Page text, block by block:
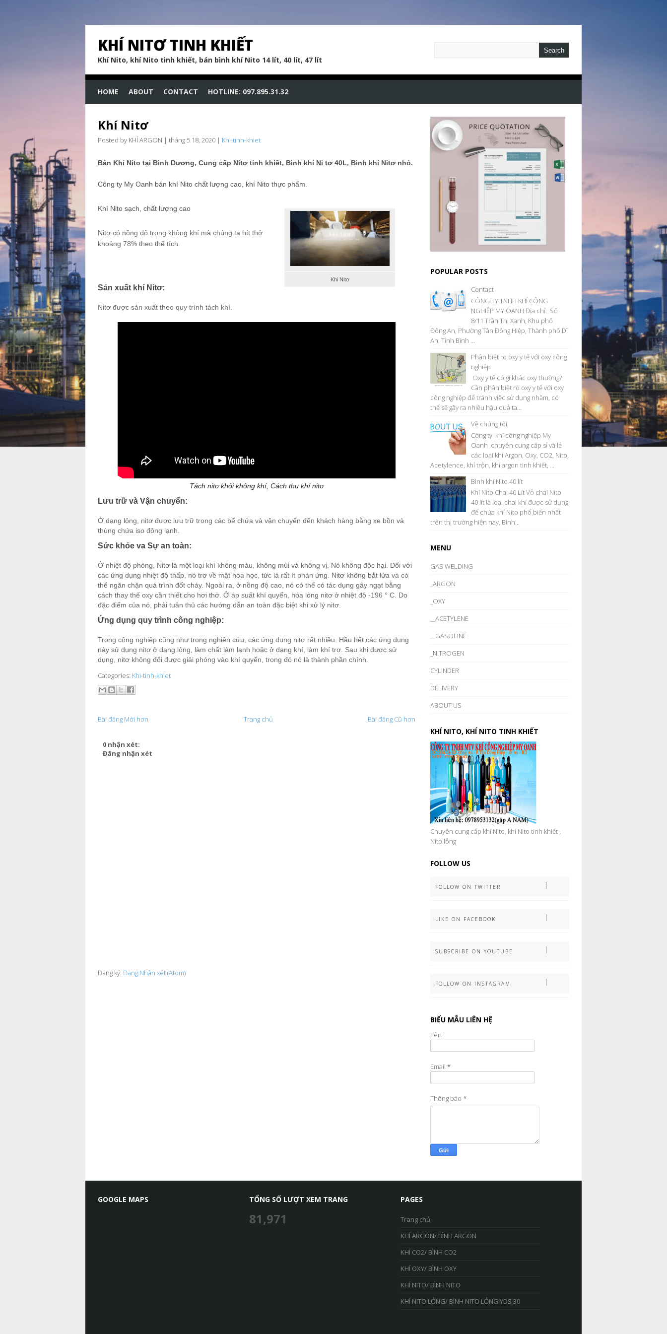
KHÍ NITƠ TINH KHIẾT
Khí Nito, khí Nito tinh khiết, bán bình khí Nito 14 lít, 40 lít, 47 lít
HOME ABOUT CONTACT HOTLINE: 097.895.31.32
Khí Nitơ
Posted by KHÍ ARGON | tháng 5 18, 2020 | Khi-tinh-khiet
Bán Khí Nito tại Bình Dương, Cung cấp Nitơ tinh khiết, Bình khí Ni tơ 40L, Bình khí Nitơ nhỏ.
Công ty My Oanh bán khí Nito chất lượng cao, khí Nito thực phẩm.
Khi Nitơ
Khí Nito sạch, chất lượng cao‎‎
Nitơ có nồng độ trong không khí mà chúng ta hít thở
khoảng 78% theo thể tích.
Sản xuất khí Nitơ:
Nitơ được sản xuất theo quy trình tách khí.
Tách nitơ khỏi không khí, Cách thu khí nitơ
Lưu trữ và Vận chuyển:
Ở dạng lỏng, nitơ được lưu trữ trong các bể chứa và vận chuyển đến khách hàng bằng xe bồn và
thùng chứa iso đông lạnh.
Sức khỏe va Sự an toàn:
Ở nhiệt độ phòng, Nitơ là một loại khí không màu, không mùi và không vị. Nó không độc hại. Đối với
các ứng dụng nhiệt độ thấp, nó trơ về mặt hóa học, tức là rất ít phản ứng. Nitơ không bắt lửa và có
thể ngăn chặn quá trình đốt cháy. Ngoài ra, ở nồng độ cao, nó có thể có tác dụng gây ngạt bằng
cách thay thế oxy cần thiết cho hơi thở. Ở áp suất khí quyển, hóa lỏng nitơ ở nhiệt độ -196 ° C. Do
đặc điểm của nó, phải tuân thủ các hướng dẫn an toàn đặc biệt khi xử lý nitơ.
Ứng dụng quy trình công nghiệp:
Trong công nghiệp cũng như trong nghiên cứu, các ứng dụng nitơ rất nhiều. Hầu hết các ứng dụng
này sử dụng nitơ ở dạng lỏng, làm chất làm lạnh hoặc ở dạng khí, làm khí trơ. Sau khi được sử
dụng, nitơ không đổi được giải phóng vào khí quyển, trong đó nó là thành phần chính.
Categories: Khi-tinh-khiet
Bài đăng Mới hơn Bài đăng Cũ hơn
Trang chủ
0 nhận xét:
Đăng nhận xét
Đăng ký: Đăng Nhận xét (Atom)
POPULAR POSTS
Contact
CÔNG TY TNHH KHÍ CÔNG
NGHIỆP MY OANH Địa chỉ: Số
8/11 Trần Thị Xanh, Khu phố
Đông An, Phường Tân Đông Hiệp, Thành phố Dĩ
An, Tỉnh Bình ...
Phân biệt rõ oxy y tế với oxy công
nghiệp
Oxy y tế có gì khác oxy thường?
Cần phân biệt rõ oxy y tế với oxy
công nghiệp để tránh việc sử dụng nhầm, có
thể sẽ gây ra nhiều hậu quả ta...
Về chúng tôi
Công ty khí công nghiệp My
Oanh chuyên cung cấp sỉ và lẻ
các loại khí Argon, Oxy, CO2, Nito,
Acetylence, khí trộn, khí argon tinh khiết, ...
Bình khí Nito 40 lít
Khí Nito Chai 40 Lít Vỏ chai Nito
40 lít là loại chai khí được sử dụng
để chứa khí Nito phổ biến nhất
trên thị trường hiện nay. Bình...
MENU
GAS WELDING
_ARGON
_OXY
__ACETYLENE
__GASOLINE
_NITROGEN
CYLINDER
DELIVERY
ABOUT US
KHÍ NITO, KHÍ NITO TINH KHIẾT
Chuyên cung cấp khí Nito, khí Nito tinh khiết ,
Nito lỏng
FOLLOW US
FOLLOW ON TWITTER
LIKE ON FACEBOOK
SUBSCRIBE ON YOUTUBE
FOLLOW ON INSTAGRAM
BIỂU MẪU LIÊN HỆ
Tên
Email *
Thông báo *
GOOGLE MAPS TỔNG SỐ LƯỢT XEM TRANG
81,971
PAGES
Trang chủ
KHÍ ARGON/ BÌNH ARGON
KHÍ CO2/ BÌNH CO2
KHÍ OXY/ BÌNH OXY
KHÍ NITO/ BÌNH NITO
KHÍ NITO LỎNG/ BÌNH NITO LỎNG YDS 30